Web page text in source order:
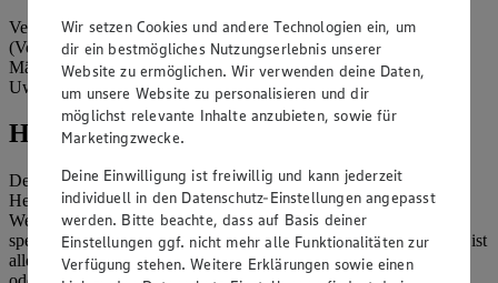
Vertretungsberechtigte: Rainer Huber (Sprecher)
(Vorstandsmitglied), Klaus Fickert (Vorstandsmitglied), Jürgen
Mäder (Vorstandsmitglied), Patrick Mogck (Vorstandsmitglied),
Uwe Kohler
Hinweise
Der Inhalt dieser Website ist urheberrechtlich geschützt. Der
Herausgeber gewährt Ihnen jedoch das Recht, den auf dieser
Website bereitgestellten Text ganz oder ausschnittsweise zu
speichern und zu vervielfältigen. Aus Gründen des Urheberrechts ist
allerdings die Speicherung und Vervielfältigung von Bildmaterial
Wir setzen Cookies und andere Technologien ein, um
dir ein bestmögliches Nutzungserlebnis unserer
Website zu ermöglichen. Wir verwenden deine Daten,
um unsere Website zu personalisieren und dir
möglichst relevante Inhalte anzubieten, sowie für
Marketingzwecke.
Deine Einwilligung ist freiwillig und kann jederzeit
individuell in den Datenschutz-Einstellungen angepasst
werden. Bitte beachte, dass auf Basis deiner
Einstellungen ggf. nicht mehr alle Funktionalitäten zur
Verfügung stehen. Weitere Erklärungen sowie einen